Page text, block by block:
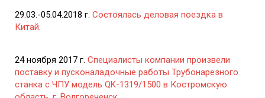
29.03.-05.04.2018 г. Состоялась деловая поездка в
Китай.
24 ноября 2017 г. Специалисты компании произвели
поставку и пусконаладочные работы Трубонарезного
станка с ЧПУ модель QK-1319/1500 в Костромскую